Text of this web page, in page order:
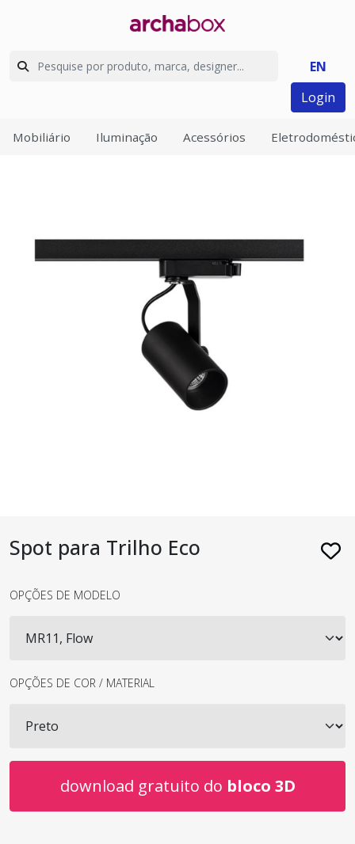
EN
Login
Mobiliário Iluminação Acessórios
Spot para Trilho Eco
OPÇÕES DE MODELO
OPÇÕES DE COR / MATERIAL
download gratuito do bloco 3D